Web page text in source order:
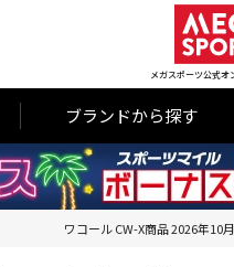
メガスポーツ公式オ
ブランドから探す
ワコール CW-X商品 2026年10